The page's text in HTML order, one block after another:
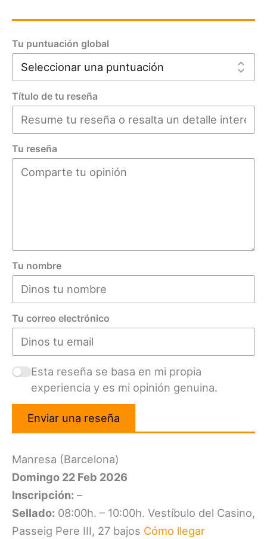
Tu puntuación global
Título de tu reseña
Tu reseña
Tu nombre
Tu correo electrónico
Esta reseña se basa en mi propia
experiencia y es mi opinión genuina.
Enviar una reseña
Manresa (Barcelona)
Domingo 22 Feb 2026
Inscripción: –
Sellado: 08:00h. – 10:00h. Vestíbulo del Casino,
Passeig Pere III, 27 bajos Cómo llegar